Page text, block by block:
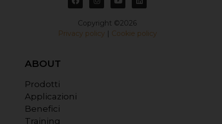
Copyright ©2026
Privacy policy | Cookie policy
ABOUT
Prodotti
Applicazioni
Benefici
Training